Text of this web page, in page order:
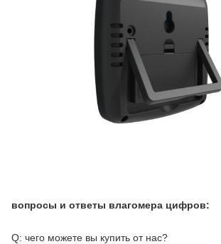
вопросы и ответы влагомера цифров:
Q: чего можете вы купить от нас?